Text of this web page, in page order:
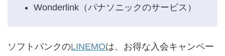
Wonderlink（パナソニックのサービス）
ソフトバンクのLINEMOは、お得な入会キャンペー